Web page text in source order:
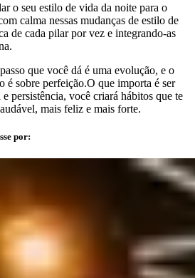
o seu estilo de vida da noite para o
calma nessas mudanças de estilo de
de cada pilar por vez e integrando-as
que você dá é uma evolução, e o
é sobre perfeição.O que importa é ser
persistência, você criará hábitos que te
mais feliz e mais forte.
por: